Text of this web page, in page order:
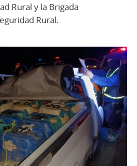
Rural y la Brigada
Rural.